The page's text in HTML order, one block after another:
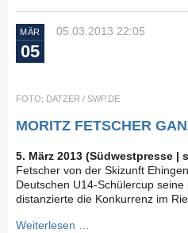
MÄR
05
05.03.2013 22:05
FOTO: DATZER / SWP.DE
MORITZ FETSCHER
5. März 2013 (Südwestpresse |
Fetscher von der Skizunft
Deutschen U14-Schülercup
distanzierte die Konkurrenz im
Weiterlesen …